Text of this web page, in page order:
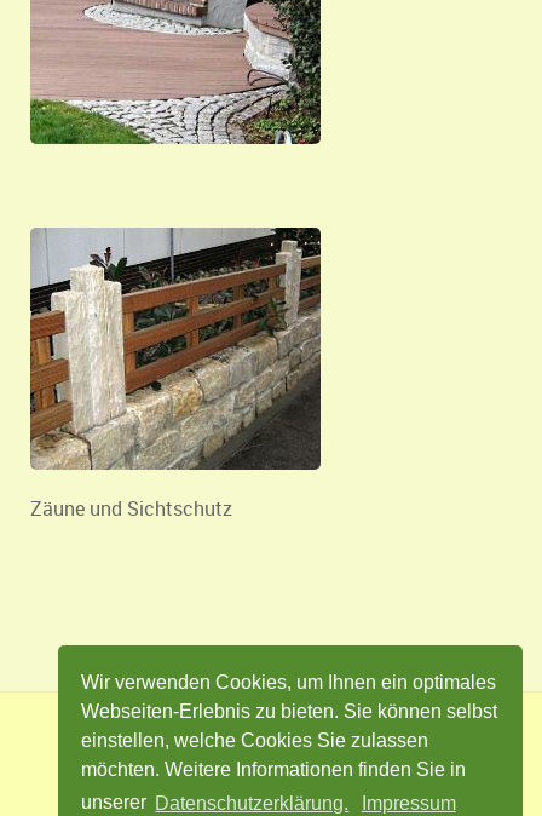
Wir verwenden Cookies, um Ihnen ein optimales
Webseiten-Erlebnis zu bieten. Sie können selbst
einstellen, welche Cookies Sie zulassen
möchten. Weitere Informationen finden Sie in
unserer Datenschutzerklärung. Impressum
Zäune und Sichtschutz
ImpressumDatenschutzKontakt
Cookie Einstellungen